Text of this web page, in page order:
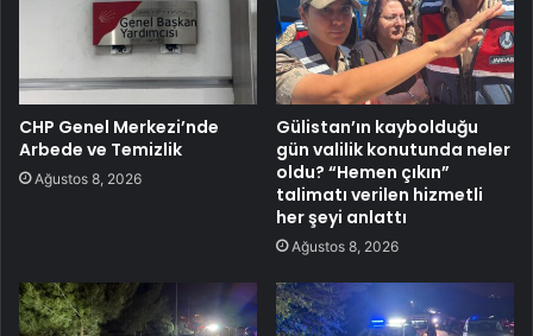
CHP Genel Merkezi’nde
Arbede ve Temizlik
Ağustos 8, 2026
Gülistan’ın kaybolduğu
gün valilik konutunda neler
oldu? “Hemen çıkın”
talimatı verilen hizmetli
her şeyi anlattı
Ağustos 8, 2026